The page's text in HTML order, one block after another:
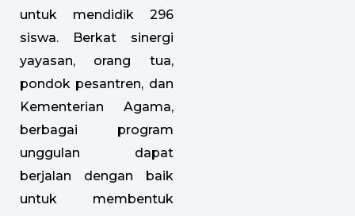
untuk mendidik 296
siswa. Berkat sinergi
yayasan, orang tua,
pondok pesantren, dan
Kementerian Agama,
berbagai program
unggulan dapat
berjalan dengan baik
untuk membentuk